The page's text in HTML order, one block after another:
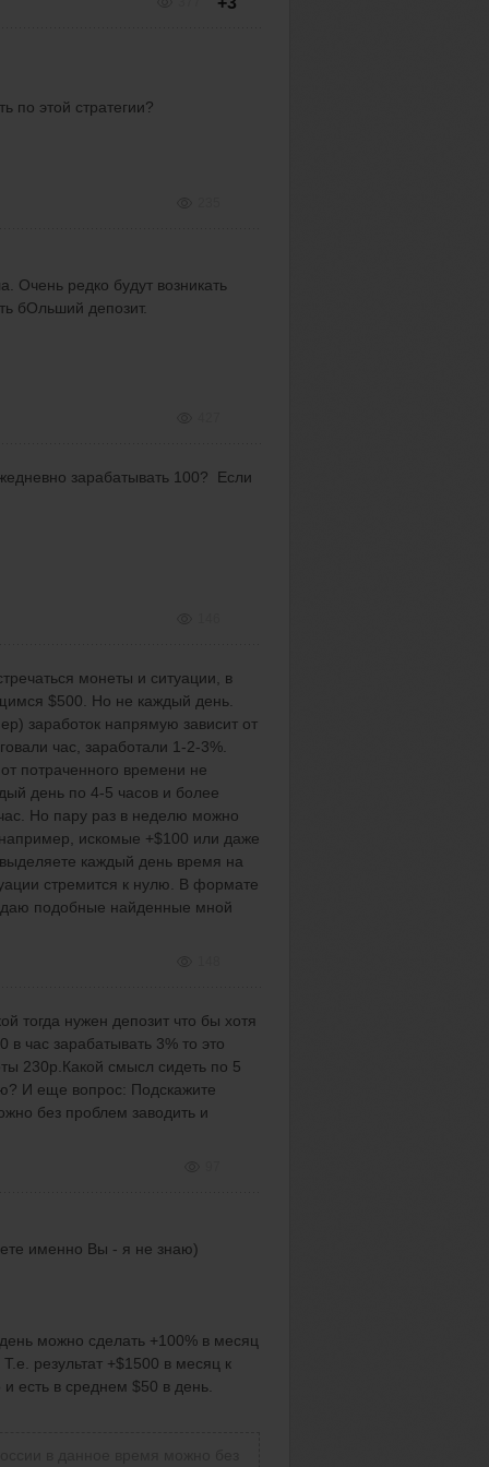
по этой стратегии?
Очень редко будут возникать
бОльший депозит.
зарабатывать 100? Если
монеты и ситуации, в
$500. Но не каждый день.
заработок напрямую зависит от
час, заработали 1-2-3%.
потраченного времени не
день по 4-5 часов и более
Но пару раз в неделю можно
например, искомые +$100 или даже
каждый день время на
стремится к нулю. В формате
даю подобные найденные мной
тогда нужен депозит что бы хотя
час зарабатывать 3% то это
230р.Какой смысл сидеть по 5
И еще вопрос: Подскажите
без проблем заводить и
именно Вы - я не знаю)
можно сделать +100% в месяц
результат +$1500 в месяц к
есть в среднем $50 в день.